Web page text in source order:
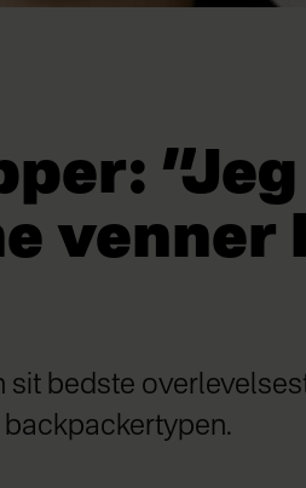
venner
sit bedste